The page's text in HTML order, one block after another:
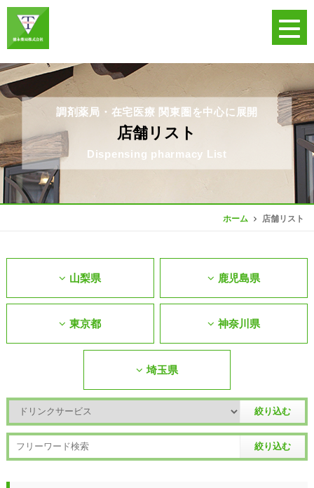
調剤薬局・在宅医療 関東圏を中心に展開
店舗リスト
Dispensing pharmacy List
ホーム 店舗リスト
山梨県 鹿児島県
東京都 神奈川県
埼玉県